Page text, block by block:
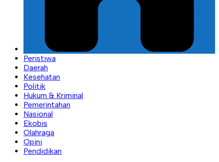
Peristiwa
Daerah
Kesehatan
Politik
Hukum & Kriminal
Pemerintahan
Nasional
Ekobis
Olahraga
Opini
Pendidikan